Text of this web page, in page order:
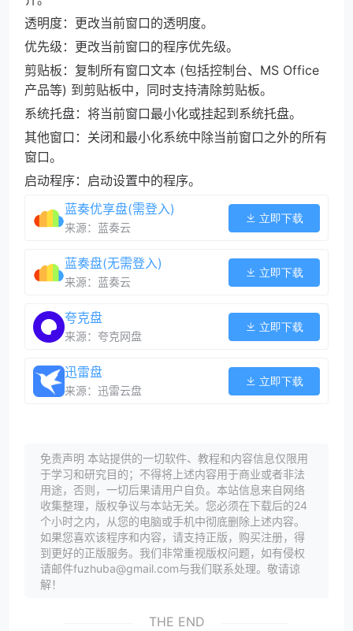
透明度：更改当前窗口的透明度。
优先级：更改当前窗口的程序优先级。
剪贴板：复制所有窗口文本 (包括控制台、MS Office
产品等) 到剪贴板中，同时支持清除剪贴板。
系统托盘：将当前窗口最小化或挂起到系统托盘。
其他窗口：关闭和最小化系统中除当前窗口之外的所有
窗口。
启动程序：启动设置中的程序。
蓝奏优享盘(需登入)
来源：蓝奏云
立即下载
蓝奏盘(无需登入)
来源：蓝奏云
立即下载
夸克盘
来源：夸克网盘
立即下载
迅雷盘
来源：迅雷云盘
立即下载
免责声明 本站提供的一切软件、教程和内容信息仅限用
于学习和研究目的；不得将上述内容用于商业或者非法
用途，否则，一切后果请用户自负。本站信息来自网络
收集整理，版权争议与本站无关。您必须在下载后的24
个小时之内，从您的电脑或手机中彻底删除上述内容。
如果您喜欢该程序和内容，请支持正版，购买注册，得
到更好的正版服务。我们非常重视版权问题，如有侵权
请邮件fuzhuba@gmail.com与我们联系处理。敬请谅
解！
THE END